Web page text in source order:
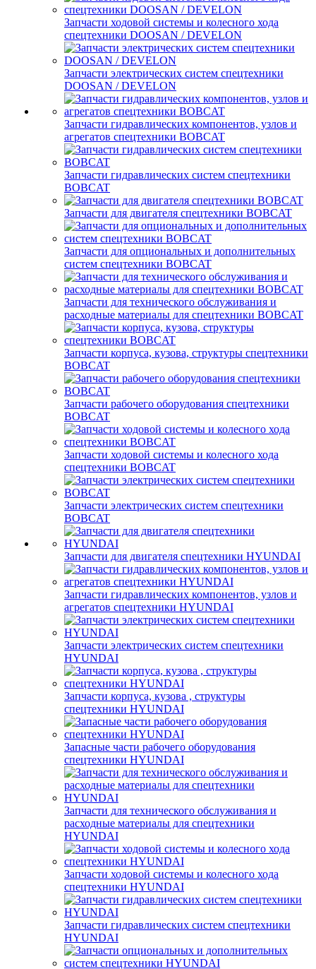
Запчасти ходовой системы и колесного хода
спецтехники DOOSAN / DEVELON
Запчасти электрических систем спецтехники
DOOSAN / DEVELON
Запчасти гидравлических компонентов, узлов и
агрегатов спецтехники BOBCAT
Запчасти гидравлических систем спецтехники
BOBCAT
Запчасти для двигателя спецтехники BOBCAT
Запчасти для опциональных и дополнительных
систем спецтехники BOBCAT
Запчасти для технического обслуживания и
расходные материалы для спецтехники BOBCAT
Запчасти корпуса, кузова, структуры спецтехники
BOBCAT
Запчасти рабочего оборудования спецтехники
BOBCAT
Запчасти ходовой системы и колесного хода
спецтехники BOBCAT
Запчасти электрических систем спецтехники
BOBCAT
Запчасти для двигателя спецтехники HYUNDAI
Запчасти гидравлических компонентов, узлов и
агрегатов спецтехники HYUNDAI
Запчасти электрических систем спецтехники
HYUNDAI
Запчасти корпуса, кузова , структуры
спецтехники HYUNDAI
Запасные части рабочего оборудования
спецтехники HYUNDAI
Запчасти для технического обслуживания и
расходные материалы для спецтехники
HYUNDAI
Запчасти ходовой системы и колесного хода
спецтехники HYUNDAI
Запчасти гидравлических систем спецтехники
HYUNDAI